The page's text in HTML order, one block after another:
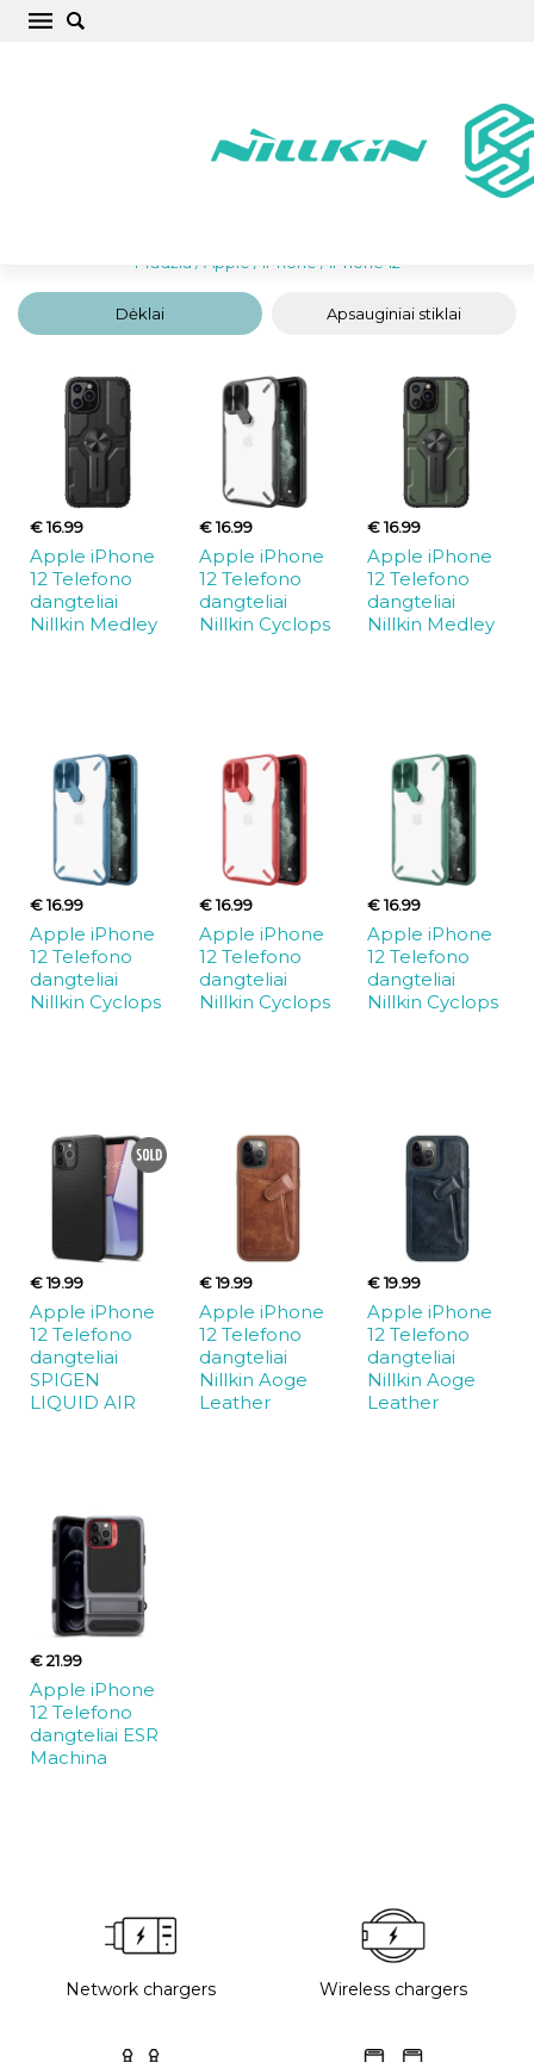
Pradžia / Apple / iPhone / iPhone 12
Dėklai Apsauginiai stiklai
€ 16.99
Apple iPhone
12 Telefono
dangteliai
Nillkin Medley
€ 16.99
Apple iPhone
12 Telefono
dangteliai
Nillkin Cyclops
€ 16.99
Apple iPhone
12 Telefono
dangteliai
Nillkin Medley
€ 16.99
Apple iPhone
12 Telefono
dangteliai
Nillkin Cyclops
€ 16.99
Apple iPhone
12 Telefono
dangteliai
Nillkin Cyclops
€ 16.99
Apple iPhone
12 Telefono
dangteliai
Nillkin Cyclops
€ 19.99
Apple iPhone
12 Telefono
dangteliai
SPIGEN
LIQUID AIR
€ 19.99
Apple iPhone
12 Telefono
dangteliai
Nillkin Aoge
Leather
€ 19.99
Apple iPhone
12 Telefono
dangteliai
Nillkin Aoge
Leather
€ 21.99
Apple iPhone
12 Telefono
dangteliai ESR
Machina
Network chargers Wireless chargers